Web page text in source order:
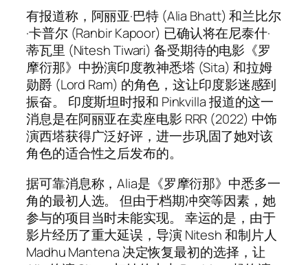
有报道称，阿丽亚·巴特 (Alia Bhatt) 和兰比尔
·卡普尔 (Ranbir Kapoor) 已确认将在尼泰什·
蒂瓦里 (Nitesh Tiwari) 备受期待的电影《罗
摩衍那》中扮演印度教神悉塔 (Sita) 和拉姆
勋爵 (Lord Ram) 的角色，这让印度影迷感到
振奋。 印度斯坦时报和 Pinkvilla 报道的这一
消息是在阿丽亚在卖座电影 RRR (2022) 中饰
演西塔获得广泛好评，进一步巩固了她对该
角色的适合性之后发布的。
据可靠消息称，Alia是《罗摩衍那》中悉多一
角的最初人选。 但由于档期冲突等因素，她
参与的项目当时未能实现。 幸运的是，由于
影片经历了重大延误，导演 Nitesh 和制片人
Madhu Mantena 决定恢复最初的选择，让